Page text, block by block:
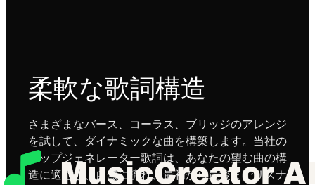
柔軟な歌詞構造
さまざまなバース、コーラス、ブリッジのアレンジ
を試して、ダイナミックな曲を構築します。当社の
ラップジェネレーター歌詞は、あなたの望む曲の構
造に適応し、自然に流れ、最初から最後までリスナ